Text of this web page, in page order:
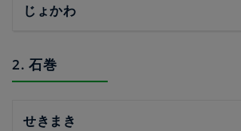
じょかわ
2. 石巻
せきまき